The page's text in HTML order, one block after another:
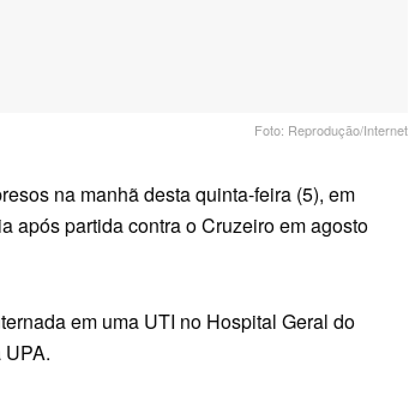
Foto: Reprodução/Internet
na manhã desta quinta-feira (5), em
após partida contra o Cruzeiro em agosto
em uma UTI no Hospital Geral do